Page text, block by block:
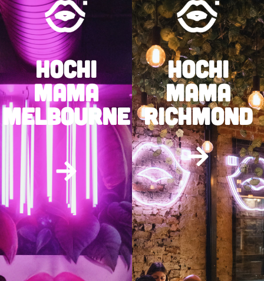
HOCHI
MAMA
MELBOURNE
HOCHI
MAMA
RICHMOND